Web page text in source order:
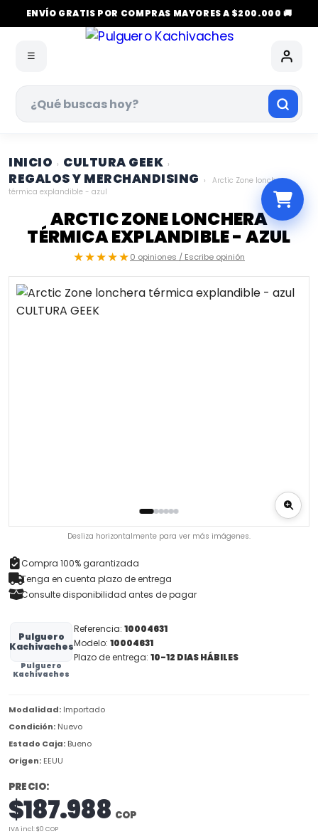
ENVÍO GRATIS POR COMPRAS MAYORES A $200.000 🚚
☰
INICIO › CULTURA GEEK ›
REGALOS Y MERCHANDISING ›
Arctic Zone lonchera
térmica explandible - azul
ARCTIC ZONE LONCHERA
TÉRMICA EXPLANDIBLE - AZUL
★★★★★0 opiniones / Escribe opinión
Desliza horizontalmente para ver más imágenes.
Compra 100% garantizada
Tenga en cuenta plazo de entrega
Consulte disponibilidad antes de pagar
Pulguero
Kachivaches
Pulguero
Kachivaches
Referencia: 10004631
Modelo: 10004631
Plazo de entrega: 10-12 DIAS HÁBILES
Modalidad: Importado
Condición: Nuevo
Estado Caja: Bueno
Origen: EEUU
PRECIO:
$187.988 COP
IVA incl: $0 COP